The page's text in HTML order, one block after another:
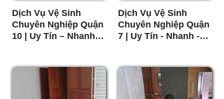
Dịch Vụ Vệ Sinh
Chuyên Nghiệp Quận
10 | Uy Tín – Nhanh
Dịch Vụ Vệ Sinh
Chuyên Nghiệp Quận
7 | Uy Tín - Nhanh -